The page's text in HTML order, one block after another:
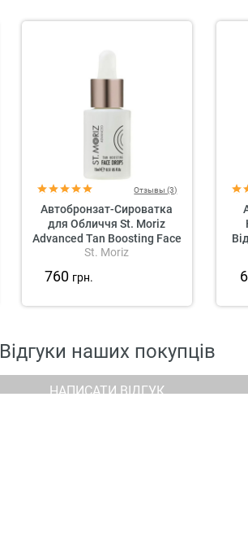
Отзывы (3)
Автобронзат-Сироватка
для Обличчя St. Moriz
Advanced Tan Boosting Face
Drops
St. Moriz
760 грн.
Відгуки наших покупців
НАПИСАТИ ВІДГУК